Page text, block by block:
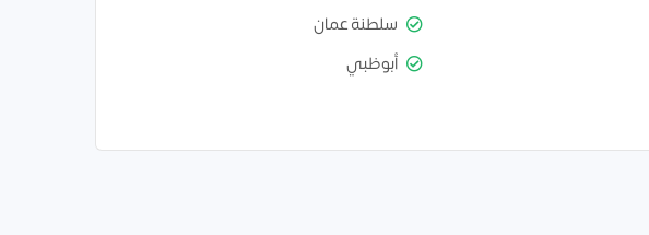
سلطنة عمان
أبوظبي